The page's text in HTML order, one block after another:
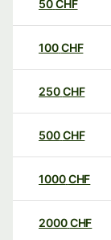
50CHF
100CHF
250CHF
500CHF
1000CHF
2000CHF